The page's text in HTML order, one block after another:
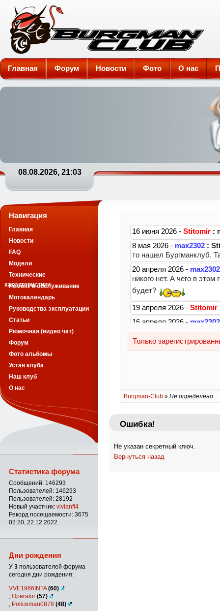
Burgman-Club
Главная Форум Новости Фото О нас
08.08.2026, 21:03
Burgman-Club » Не определено
Ошибка!
Не указан секретный ключ.
Вернуться назад
Навигация
Главная
Новости
FAQ
Модели
Технические
характеристики
Ремонт и обслуживание
Мотокалендарь
Руководства эксплуатации
Статьи
Рюмочная (видео чат)
Форум
Фото альбомы
Устав клуба
Наш клуб
О нас
Статистика форума
Сообщений: 146293
Пользователей: 146293
Пользователей: 28192
Новый участник: vivianfl4
Рекорд посещаемости: 3675
02:20, 22.12.2022
Дни рождения
У 3 пользователей форума
сегодня дни рождения:
VVE1966INTA(60)
Operator (57)
Policeman0878 (48)